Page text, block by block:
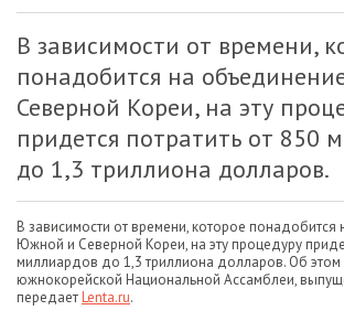
В зависимости от времени,
понадобится на
Северной Кореи, на эту
придется потратить от 850
до 1,3 триллиона долларов.
В зависимости от времени, которое
Южной и Северной Кореи, на эту процедуру
миллиардов до 1,3 триллиона долларов. Об этом
южнокорейской Национальной Ассамблеи,
передаетLenta.ru.